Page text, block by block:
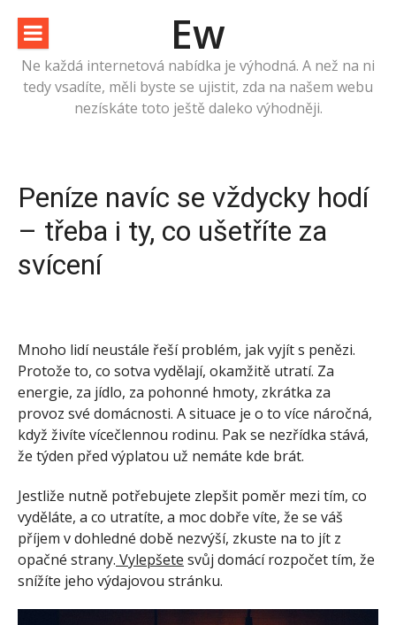
obsah
Ew
Ne každá internetová nabídka je výhodná. A než na ni
tedy vsadíte, měli byste se ujistit, zda na našem webu
nezískáte toto ještě daleko výhodněji.
Peníze navíc se vždycky hodí
– třeba i ty, co ušetříte za
svícení
Mnoho lidí neustále řeší problém, jak vyjít s penězi.
Protože to, co sotva vydělají, okamžitě utratí. Za
energie, za jídlo, za pohonné hmoty, zkrátka za
provoz své domácnosti. A situace je o to více náročná,
když živíte vícečlennou rodinu. Pak se nezřídka stává,
že týden před výplatou už nemáte kde brát.
Jestliže nutně potřebujete zlepšit poměr mezi tím, co
vyděláte, a co utratíte, a moc dobře víte, že se váš
příjem v dohledné době nezvýší, zkuste na to jít z
opačné strany. Vylepšete svůj domácí rozpočet tím, že
snížíte jeho výdajovou stránku.